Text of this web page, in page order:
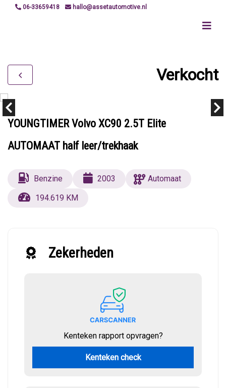
06-33659418 hallo@assetautomotive.nl
Verkocht
YOUNGTIMER Volvo XC90 2.5T Elite
AUTOMAAT half leer/trekhaak
Benzine 2003
Automaat
194.619 KM
Zekerheden
Kenteken rapport opvragen?
Kenteken check